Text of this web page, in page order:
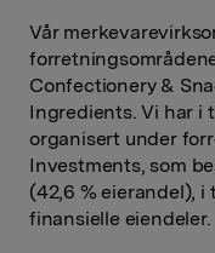
Vår
Confectionery &
Ingredients. Vi har i
organisert under
Investments, som
(42,6 % eierandel),
finansielle eiendeler.